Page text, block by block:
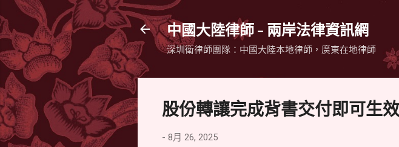
中國大陸律師 - 兩岸法律資訊網
深圳衛律師團隊：中國大陸本地律師，廣東在地律師
股份轉讓完成背書交付即可生
- 8月 26, 2025